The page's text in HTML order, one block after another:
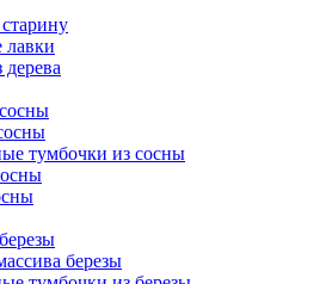
лавки
тумбочки из сосны
березы